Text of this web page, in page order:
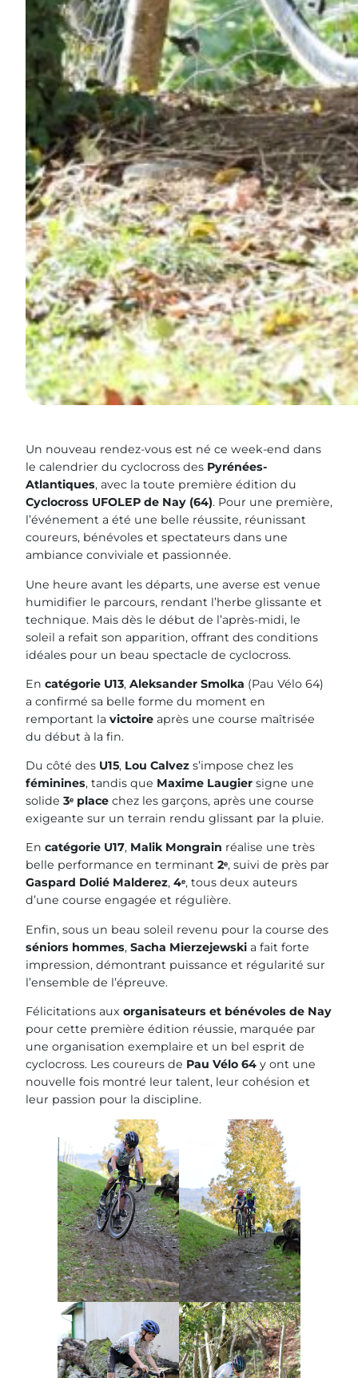
Un nouveau rendez-vous est né ce week-end dans
le calendrier du cyclocross des Pyrénées-
Atlantiques, avec la toute première édition du
Cyclocross UFOLEP de Nay (64). Pour une première,
l’événement a été une belle réussite, réunissant
coureurs, bénévoles et spectateurs dans une
ambiance conviviale et passionnée.
Une heure avant les départs, une averse est venue
humidifier le parcours, rendant l’herbe glissante et
technique. Mais dès le début de l’après-midi, le
soleil a refait son apparition, offrant des conditions
idéales pour un beau spectacle de cyclocross.
En catégorie U13, Aleksander Smolka (Pau Vélo 64)
a confirmé sa belle forme du moment en
remportant la victoire après une course maîtrisée
du début à la fin.
Du côté des U15, Lou Calvez s’impose chez les
féminines, tandis que Maxime Laugier signe une
solide 3ᵉ place chez les garçons, après une course
exigeante sur un terrain rendu glissant par la pluie.
En catégorie U17, Malik Mongrain réalise une très
belle performance en terminant 2ᵉ, suivi de près par
Gaspard Dolié Malderez, 4ᵉ, tous deux auteurs
d’une course engagée et régulière.
Enfin, sous un beau soleil revenu pour la course des
séniors hommes, Sacha Mierzejewski a fait forte
impression, démontrant puissance et régularité sur
l’ensemble de l’épreuve.
Félicitations aux organisateurs et bénévoles de Nay
pour cette première édition réussie, marquée par
une organisation exemplaire et un bel esprit de
cyclocross. Les coureurs de Pau Vélo 64 y ont une
nouvelle fois montré leur talent, leur cohésion et
leur passion pour la discipline.